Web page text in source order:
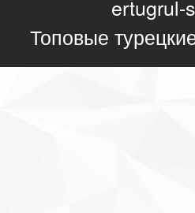
ertugrul-
Топовые